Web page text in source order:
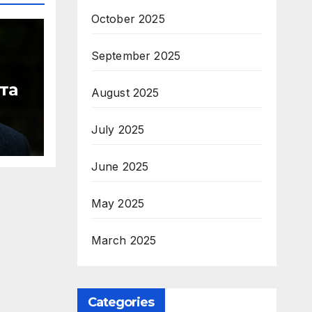
October 2025
September 2025
August 2025
July 2025
June 2025
May 2025
March 2025
Categories